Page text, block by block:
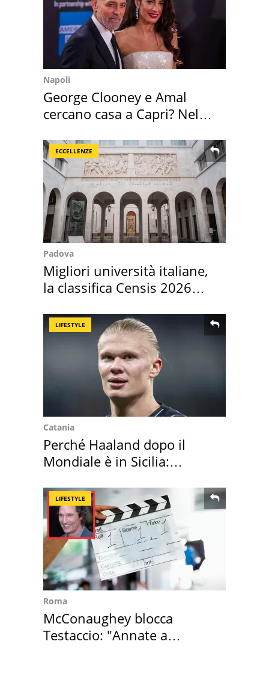
Napoli
George Clooney e Amal
cercano casa a Capri? Nel
ECCELLENZE
Padova
Migliori università italiane,
la classifica Censis 2026
LIFESTYLE
Catania
Perché Haaland dopo il
Mondiale è in Sicilia:
LIFESTYLE
Roma
McConaughey blocca
Testaccio: "Annate a